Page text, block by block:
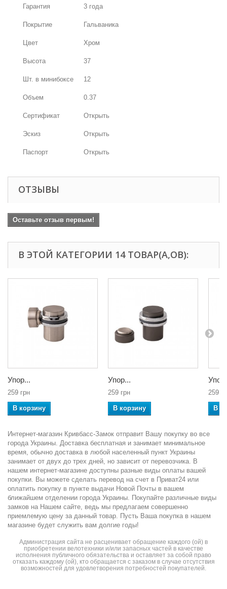
Гарантия 3 года
Покрытие Гальваника
Цвет Хром
Высота 37
Шт. в минибоксе 12
Объем 0.37
Сертификат Открыть
Эскиз Открыть
Паспорт Открыть
ОТЗЫВЫ
Оставьте отзыв первым!
В ЭТОЙ КАТЕГОРИИ 14 ТОВАР(А,ОВ):
Упор...
259 грн
В корзину
Упор...
259 грн
В корзину
259
В
Интернет-магазин Кривбасс-Замок отправит Вашу покупку во все
города Украины. Доставка бесплатная и занимает минимальное
время, обычно доставка в любой населенный пункт Украины
занимает от двух до трех дней, но зависит от перевозчика. В
нашем интернет-магазине доступны разные виды оплаты вашей
покупки. Вы можете сделать перевод на счет в Приват24 или
оплатить покупку в пункте выдачи Новой Почты в вашем
ближайшем отделении города Украины. Покупайте различные виды
замков на Нашем сайте, ведь мы предлагаем совершенно
приемлемую цену за данный товар. Пусть Ваша покупка в нашем
магазине будет служить вам долгие годы!
Администрация сайта не расценивает обращение каждого (ой) в
приобретении велотехники и/или запасных частей в качестве
исполнения публичного обязательства и оставляет за собой право
отказать каждому (ой), кто обращается с заказом в случае отсутствия
возможностей для удовлетворения потребностей покупателей.